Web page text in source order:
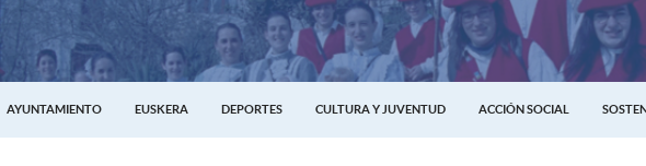
AYUNTAMIENTO EUSKERA DEPORTES CULTURA Y JUVENTUD ACCIÓN SOCIAL